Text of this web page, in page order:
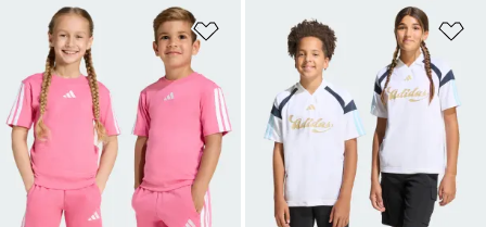
เพิ่มไปยังรายการสินค้าโปรด